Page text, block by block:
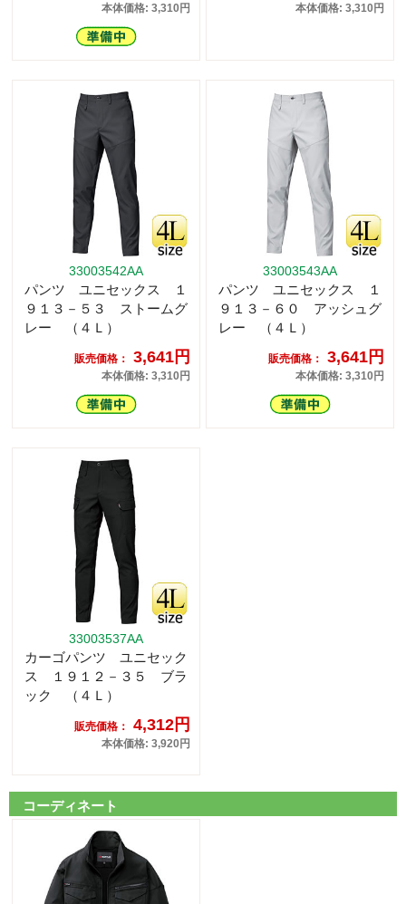
本体価格: 3,310円 本体価格: 3,310円
33003542AA
パンツ ユニセックス １
９１３－５３ ストームグ
レー （４Ｌ）
販売価格： 3,641円
本体価格: 3,310円
33003543AA
パンツ ユニセックス １
９１３－６０ アッシュグ
レー （４Ｌ）
販売価格： 3,641円
本体価格: 3,310円
33003537AA
カーゴパンツ ユニセック
ス １９１２－３５ ブラ
ック （４Ｌ）
販売価格： 4,312円
本体価格: 3,920円
コーディネート